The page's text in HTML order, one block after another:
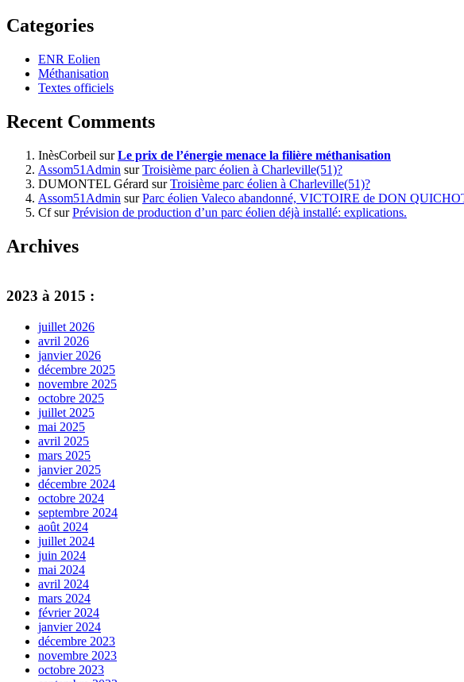
Categories
ENR Eolien
Méthanisation
Textes officiels
Recent Comments
InèsCorbeil surLe prix de l’énergie menace la filière méthanisation
Assom51Admin surTroisième parc éolien à Charleville(51)?
DUMONTEL Gérard surTroisième parc éolien à Charleville(51)?
Assom51Admin surParc éolien Valeco abandonné, VICTOIRE de DON
CfsurPrévision de production d’un parc éolien déjà installé: explications.
Archives
2023 à 2015 :
juillet 2026
avril 2026
janvier 2026
décembre 2025
novembre 2025
octobre 2025
juillet 2025
mai 2025
avril 2025
mars 2025
janvier 2025
décembre 2024
octobre 2024
septembre 2024
août 2024
juillet 2024
juin 2024
mai 2024
avril 2024
mars 2024
février 2024
janvier 2024
décembre 2023
novembre 2023
octobre 2023